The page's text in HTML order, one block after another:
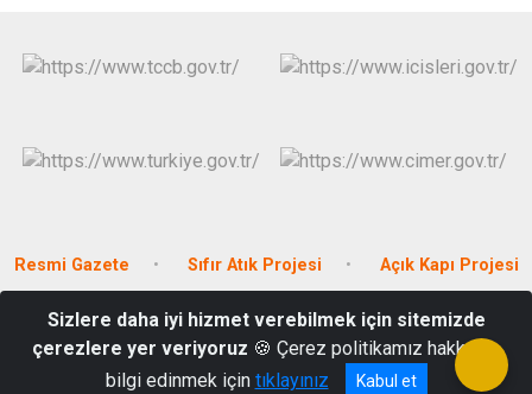
Resmi Gazete Sıfır Atık Projesi Açık Kapı Projesi
Kum Mahallesi Akdeniz Bulvarı No:292
0242 855 10 05
Sizlere daha iyi hizmet verebilmek için sitemizde
çerezlere yer veriyoruz 🍪 Çerez politikamız hakkında
bilgi edinmek için tıklayınız Kabul et